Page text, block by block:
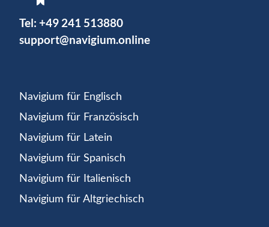
Tel: +49 241 513880
support@navigium.online
Navigium für Englisch
Navigium für Französisch
Navigium für Latein
Navigium für Spanisch
Navigium für Italienisch
Navigium für Altgriechisch